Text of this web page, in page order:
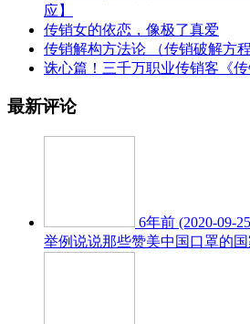
应】
传销女的依恋，像极了真爱
传销解构方法论 （传销破解方
诛心篇！三千万职业传销客《传
最新评论
6年前 (2020-09-
举例说说那些赞美中国口罩的国